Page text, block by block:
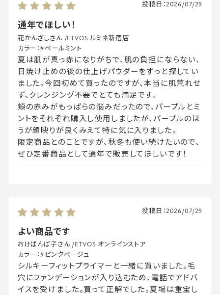
通年でほしい！
投稿日：2026/07/29
花かんざしさん /ETVOS ルミネ新宿店
カラー：#ペールミント
夏は肌が真っ赤になりがちで、肌の負担にならない、
日焼け止めの後の仕上げパウダーをずっと探してい
ました。今回初めて買ったのですが、本当に肌荒れせ
ず、クレンジング不要でとても満足です。
頬の赤みがもっぱらの悩みだったので、パープルとミ
ントをそれぞれ購入し使用しましたが、パープルのほ
うが顔映りが良くみえて特に気に入りました。
限定商品とのことですが、秋冬も使い続けたいので、
ぜひ定番商品として通年で販売してほしいです！
よい商品です
投稿日：2026/07/29
おけばんば子さん /ETVOS オンラインストア
カラー：#ピンクベージュ
シルキーフィットプライマーと一緒に買いました。毛
穴にファンデーションが入り込むため、電話でアドバ
イスを受けました。買って正解でした。夏場は重宝し